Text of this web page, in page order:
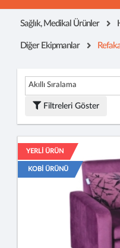
Sağlık, Medikal Ürünler
Diğer Ekipmanlar
Akıllı Sıralama
Filtreleri Göster
YERLİ ÜRÜN
KOBİ ÜRÜNÜ